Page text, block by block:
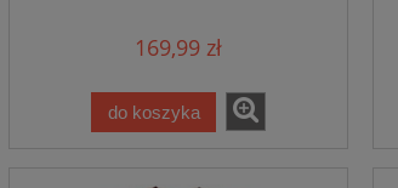
169,99 zł
do koszyka